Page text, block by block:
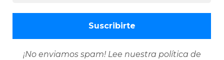
¡No enviamos spam! Lee nuestra política de